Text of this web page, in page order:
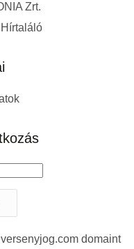
Zrt.
domaint